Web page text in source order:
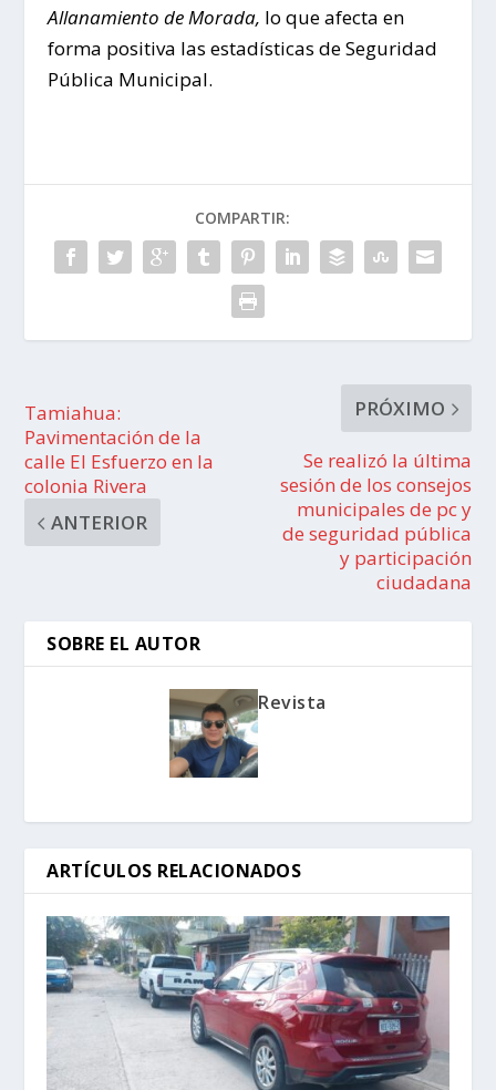
Allanamiento de Morada, lo que afecta en
forma positiva las estadísticas de Seguridad
Pública Municipal.
COMPARTIR:
Tamiahua:
Pavimentación de la
calle El Esfuerzo en la
colonia Rivera
ANTERIOR
PRÓXIMO
Se realizó la última
sesión de los consejos
municipales de pc y
de seguridad pública
y participación
ciudadana
SOBRE EL AUTOR
Revista
ARTÍCULOS RELACIONADOS